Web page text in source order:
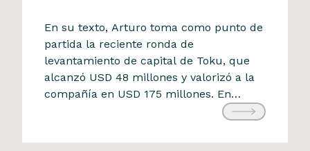
La Tercera
Arturo Herrera analiza el
impacto de las startups
chilenas en la economía
tradicional
En su texto, Arturo toma como punto de
partida la reciente ronda de
levantamiento de capital de Toku, que
alcanzó USD 48 millones y valorizó a la
compañía en USD 175 millones. En
apenas cinco años, una startup que
clientes logró superar los 170 mil